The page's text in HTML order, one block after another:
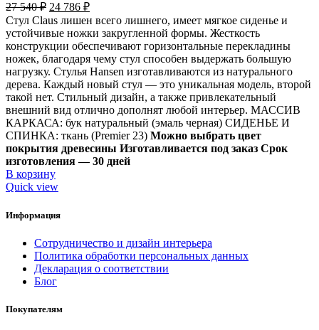
27 540₽ 24 786 ₽
Стул Claus лишен всего лишнего, имеет мягкое сиденье и
устойчивые ножки закругленной формы. Жесткость
конструкции обеспечивают горизонтальные перекладины
ножек, благодаря чему стул способен выдержать большую
нагрузку. Стулья Hansen изготавливаются из натурального
дерева. Каждый новый стул — это уникальная модель, второй
такой нет. Стильный дизайн, а также привлекательный
внешний вид отлично дополнят любой интерьер. МАССИВ
КАРКАСА: бук натуральный (эмаль черная) СИДЕНЬЕ И
СПИНКА: ткань (Premier 23) Можно выбрать цвет
покрытия древесины Изготавливается под заказ Срок
изготовления — 30 дней
В корзину
Quick view
Информация
Сотрудничество и дизайн интерьера
Политика обработки персональных данных
Декларация о соответствии
Блог
Покупателям